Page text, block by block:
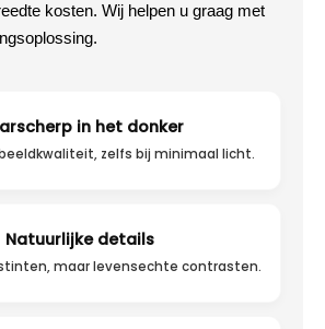
kosten. Wij helpen u graag met
in het donker
zelfs bij minimaal licht.
Natuurlijke details
maar levensechte contrasten.